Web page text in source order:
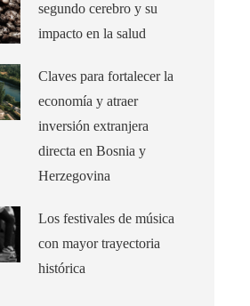
segundo cerebro y su
impacto en la salud
Claves para fortalecer la
economía y atraer
inversión extranjera
directa en Bosnia y
Herzegovina
Los festivales de música
con mayor trayectoria
histórica